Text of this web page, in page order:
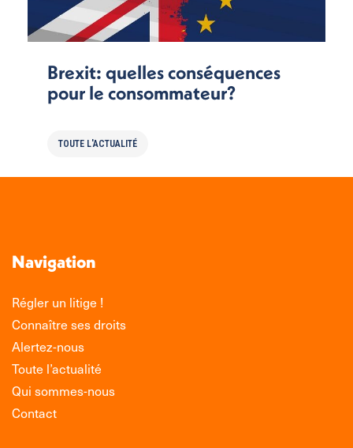
Brexit: quelles conséquences
pour le consommateur?
TOUTE L'ACTUALITÉ
Navigation
Régler un litige !
Connaître ses droits
Alertez-nous
Toute l’actualité
Qui sommes-nous
Contact